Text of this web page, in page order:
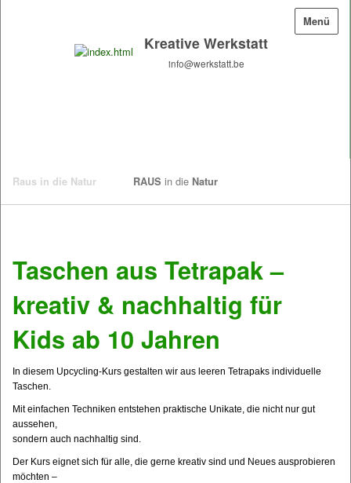
Menü
Kreative Werkstatt
info@werkstatt.be
RAUS Natur
Raus in die Natur
Taschen aus Tetrapak –
kreativ & nachhaltig für
Kids ab 10 Jahren
In diesem Upcycling-Kurs gestalten wir aus leeren Tetrapaks individuelle
Taschen.
Mit einfachen Techniken entstehen praktische Unikate, die nicht nur gut
aussehen,
sondern auch nachhaltig sind.
Der Kurs eignet sich für alle, die gerne kreativ sind und Neues ausprobieren
möchten –